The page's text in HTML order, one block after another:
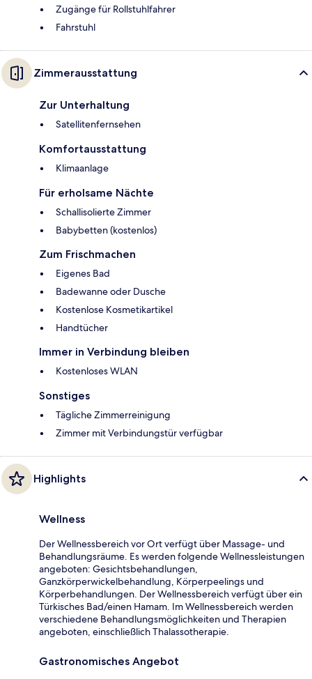
Zugänge für Rollstuhlfahrer
Fahrstuhl
Zimmerausstattung
Zur Unterhaltung
Satellitenfernsehen
Komfortausstattung
Klimaanlage
Für erholsame Nächte
Schallisolierte Zimmer
Babybetten (kostenlos)
Zum Frischmachen
Eigenes Bad
Badewanne oder Dusche
Kostenlose Kosmetikartikel
Handtücher
Immer in Verbindung bleiben
Kostenloses WLAN
Sonstiges
Tägliche Zimmerreinigung
Zimmer mit Verbindungstür verfügbar
Highlights
Wellness
Der Wellnessbereich vor Ort verfügt über Massage- und
Behandlungsräume. Es werden folgende Wellnessleistungen
angeboten: Gesichtsbehandlungen,
Ganzkörperwickelbehandlung, Körperpeelings und
Körperbehandlungen. Der Wellnessbereich verfügt über ein
Türkisches Bad/einen Hamam. Im Wellnessbereich werden
verschiedene Behandlungsmöglichkeiten und Therapien
angeboten, einschließlich Thalassotherapie.
Gastronomisches Angebot